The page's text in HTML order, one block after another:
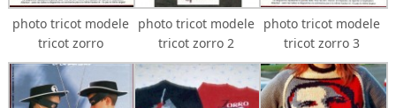
photo tricot modele
tricot zorro
photo tricot modele
tricot zorro 2
photo tricot modele
tricot zorro 3